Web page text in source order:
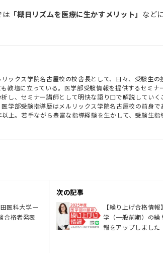
は 「概日リズムを医療に生かすメリット」 など
ックス学院名古屋校の校舎長として、日々、受験生の
教壇に立っている。医学部受験情報を提供するセミナ
し、セミナー講師として明快な語り口で解説していく
学部受験指導歴はメルリックス学院名古屋校の前身で
上。若手ながら豊富な指導経験を生かして、受験生指
医科大学一
合格者発表
次の記事
【繰り上げ合格情
学（一般前期）の繰
報をアップしました